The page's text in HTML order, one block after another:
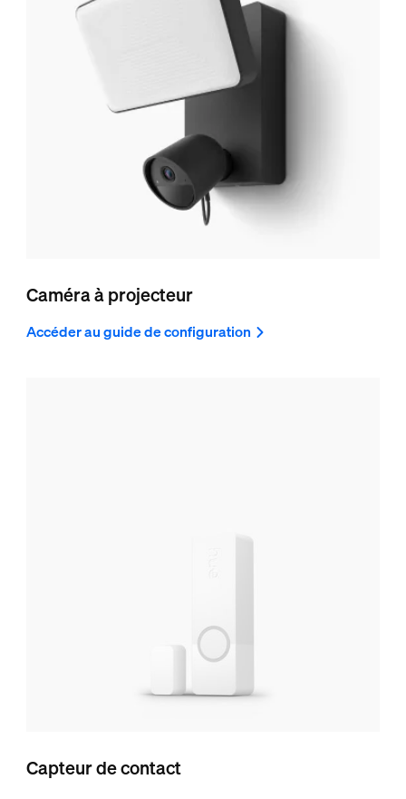
Caméra à projecteur
Accéder au guide de configuration
Capteur de contact